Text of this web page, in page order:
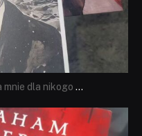
mnie dla nikogo ...